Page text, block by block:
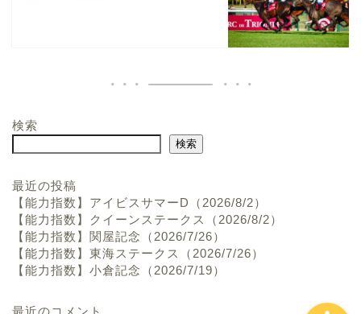
検索
検索
最近の投稿
【能力指数】アイビスサマーD（2026/8/2）
【能力指数】クイーンステークス（2026/8/2）
【能力指数】関屋記念（2026/7/26）
【能力指数】東海ステークス（2026/7/26）
【能力指数】小倉記念（2026/7/19）
プロフィール